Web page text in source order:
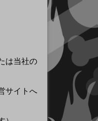
は当社の
サイトへ